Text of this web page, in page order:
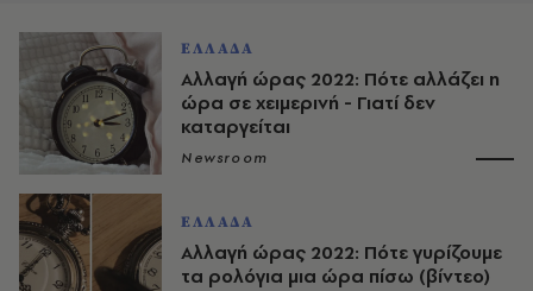
ΕΛΛΑΔΑ
Αλλαγή ώρας 2022: Πότε αλλάζει η
ώρα σε χειμερινή - Γιατί δεν
καταργείται
Newsroom
ΕΛΛΑΔΑ
Αλλαγή ώρας 2022: Πότε γυρίζουμε
τα ρολόγια μια ώρα πίσω (βίντεο)